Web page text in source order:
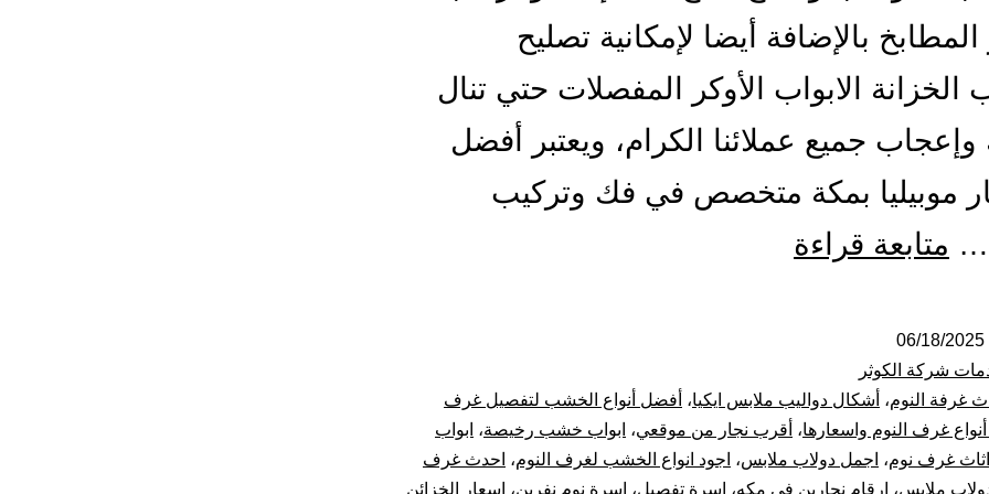
المطابخ بالإضافة أيضا لإمكانية تصليح
الخزانة الابواب الأوكر المفصلات حتي تنال
جميع عملائنا الكرام، ويعتبر أفضل
موبيليا بمكة متخصص في فك وتركيب
متابعة قراءة
بمكة
فك
06/18/2025
شركة الكوثر
غرفة النوم، أشكال دواليب ملابس ايكيا، أفضل أنواع الخشب لتفصيل غرف
غرف النوم واسعارها، أقرب نجار من موقعي، ابواب خشب رخيصة، ابواب
اثاث غرف نوم، اجمل دولاب ملابس، اجود انواع الخشب لغرف النوم، احدث غرف
ملابس، ارقام نجارين في مكه، اسرة تفصيل، اسرة نوم نفرين، اسعار الخزائن